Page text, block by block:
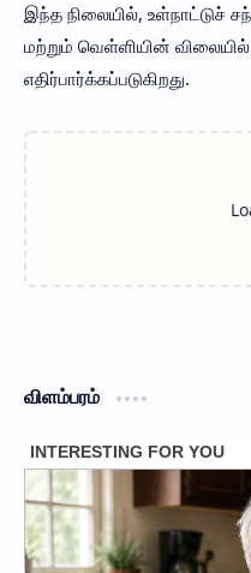
இந்த நிலையில், உள்நாட்டுச்
மற்றும் வெள்ளியின்
எதிர்பார்க்கப்படுகிறது.
விளம்பரம்